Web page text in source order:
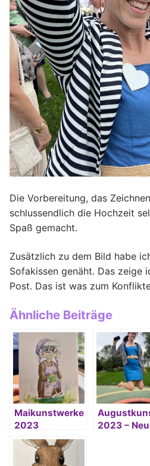
Die Vorbereitung, das
schlussendlich die Hochzeit
Spaß gemacht.
Zusätzlich zu dem Bild habe
Sofakissen genäht. Das zeige
Post. Das ist was zum
Ähnliche Beiträge
Maikunstwerke
2023
2023 –